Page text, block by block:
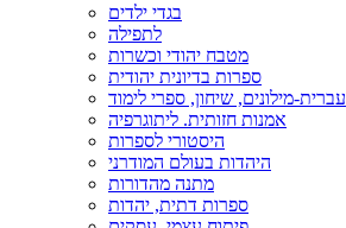
בגדי ילדים
לתפילה
מטבח יהודי וכשרות
ספרות בדיונית יהודית
עברית-מילונים, שיחון, ספרי לימוד
אמנות חזותית. ליתוגרפיה
היסטורי לספרות
היהדות בעולם המודרני
מתנה מהדורות
ספרות דתית, יהדות